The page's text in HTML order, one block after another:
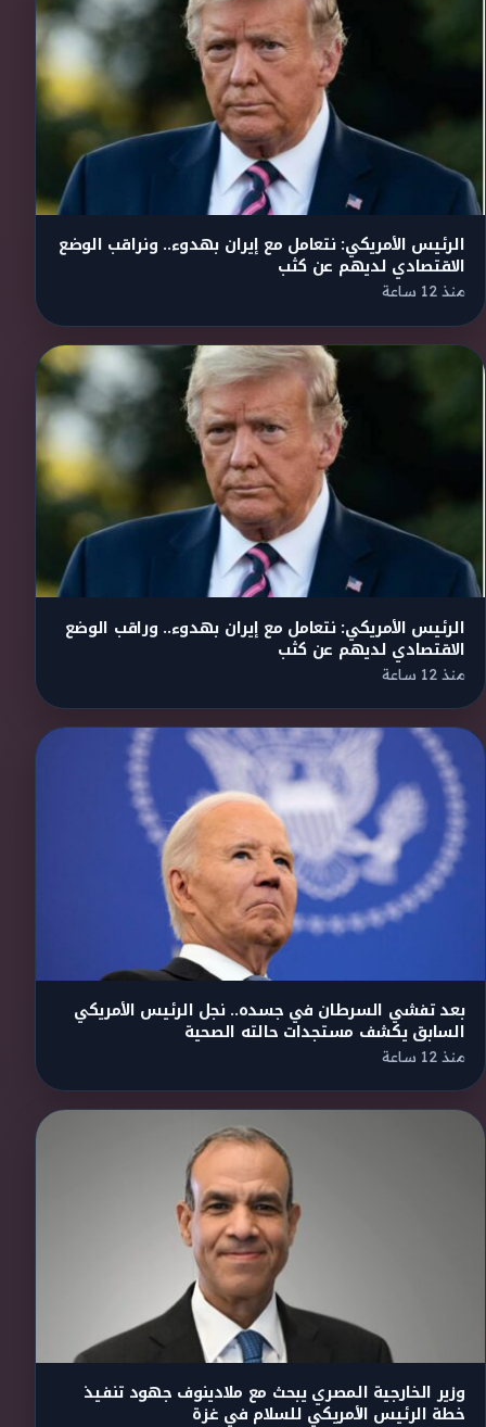
الرئيس الأمريكي: نتعامل مع إيران بهدوء.. ونراقب الوضع
الاقتصادي لديهم عن كثب
منذ 12 ساعة
الرئيس الأمريكي: نتعامل مع إيران بهدوء.. وراقب الوضع
الاقتصادي لديهم عن كثب
منذ 12 ساعة
بعد تفشي السرطان في جسده.. نجل الرئيس الأمريكي
السابق يكشف مستجدات حالته الصحية
منذ 12 ساعة
وزير الخارجية المصري يبحث مع ملادينوف جهود تنفيذ
خطة الرئيس الأمريكي للسلام في غزة